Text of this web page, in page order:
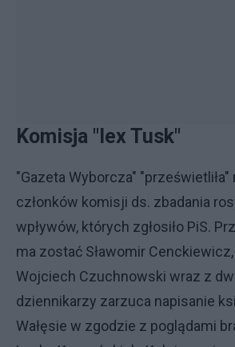
Komisja "lex Tusk"
"Gazeta Wyborcza"
członków komisji ds. zbadania
wpływów, których zgłosiło PiS.
ma zostać Sławomir
Wojciech Czuchnowski wraz z
dziennikarzy zarzuca napisanie
Wałęsie w zgodzie z poglądami